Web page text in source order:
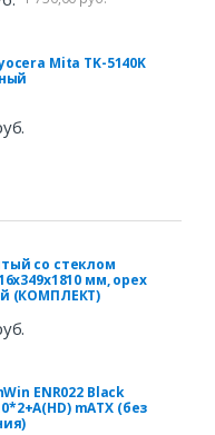
Mita TK-5140K
со стеклом
мм, орех
(КОМПЛЕКТ)
ENR022 Black
U2.0*2+A(HD) mATX (без